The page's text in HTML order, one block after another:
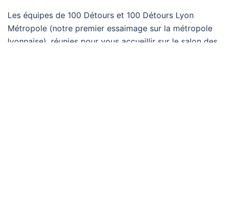
Les équipes de 100 Détours et 100 Détours Lyon
Métropole (notre premier essaimage sur la métropole
lyonnaise), réunies pour vous accueillir sur le salon des